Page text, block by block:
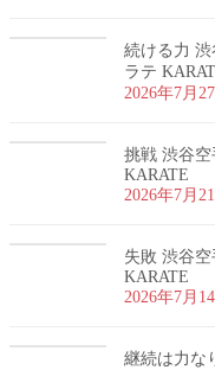
続ける力
ラテ
2026年7月
挑戦 渋谷
KARATE
2026年7月
失敗 渋谷
KARATE
2026年7月
継続は力な